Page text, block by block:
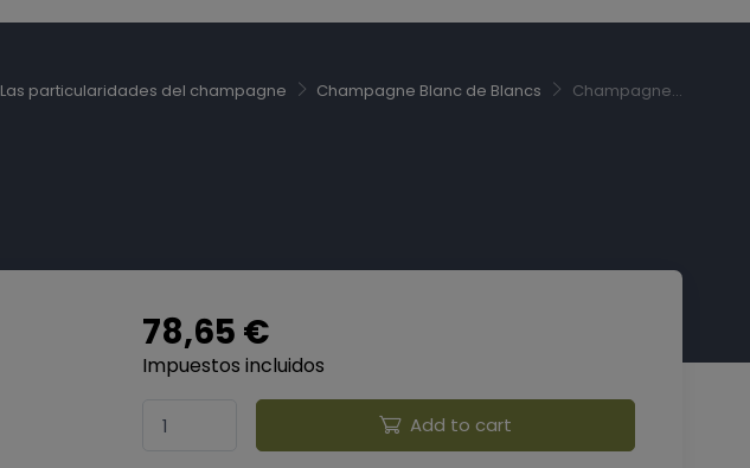
Las particularidades del champagne Champagne Blanc de Blancs Champagne...
78,65 €
Impuestos incluidos
Add to cart